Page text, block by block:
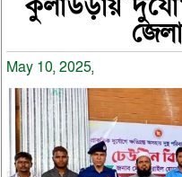
May 10, 2025,